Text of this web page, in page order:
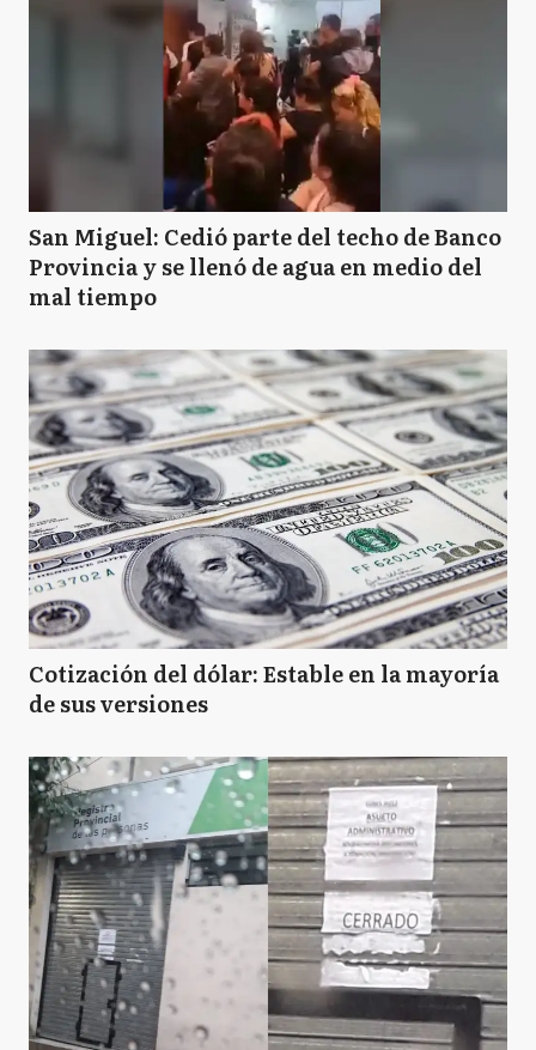
San Miguel: Cedió parte del techo de Banco
Provincia y se llenó de agua en medio del
mal tiempo
Cotización del dólar: Estable en la mayoría
de sus versiones